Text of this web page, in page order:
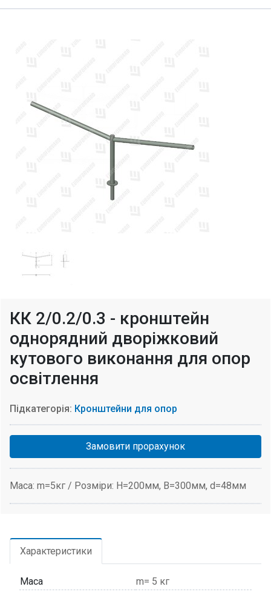
КК 2/0.2/0.3 - кронштейн
однорядний дворіжковий
кутового виконання для опор
освітлення
Підкатегорія: Кронштейни для опор
Замовити прорахунок
Маса: m=5кг / Розміри: H=200мм, В=300мм, d=48мм
Характеристики
Маса m= 5 кг